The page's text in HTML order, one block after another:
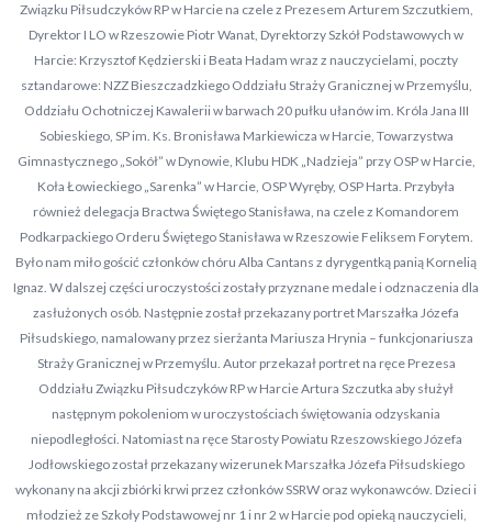
Związku Piłsudczyków RP w Harcie na czele z Prezesem Arturem Szczutkiem,
Dyrektor I LO w Rzeszowie Piotr Wanat, Dyrektorzy Szkół Podstawowych w
Harcie: Krzysztof Kędzierski i Beata Hadam wraz z nauczycielami, poczty
sztandarowe: NZZ Bieszczadzkiego Oddziału Straży Granicznej w Przemyślu,
Oddziału Ochotniczej Kawalerii w barwach 20 pułku ułanów im. Króla Jana III
Sobieskiego, SP im. Ks. Bronisława Markiewicza w Harcie, Towarzystwa
Gimnastycznego „Sokół” w Dynowie, Klubu HDK „Nadzieja” przy OSP w Harcie,
Koła Łowieckiego „Sarenka” w Harcie, OSP Wyręby, OSP Harta. Przybyła
również delegacja Bractwa Świętego Stanisława, na czele z Komandorem
Podkarpackiego Orderu Świętego Stanisława w Rzeszowie Feliksem Forytem.
Było nam miło gościć członków chóru Alba Cantans z dyrygentką panią Kornelią
Ignaz. W dalszej części uroczystości zostały przyznane medale i odznaczenia dla
zasłużonych osób. Następnie został przekazany portret Marszałka Józefa
Piłsudskiego, namalowany przez sierżanta Mariusza Hrynia – funkcjonariusza
Straży Granicznej w Przemyślu. Autor przekazał portret na ręce Prezesa
Oddziału Związku Piłsudczyków RP w Harcie Artura Szczutka aby służył
następnym pokoleniom w uroczystościach świętowania odzyskania
niepodległości. Natomiast na ręce Starosty Powiatu Rzeszowskiego Józefa
Jodłowskiego został przekazany wizerunek Marszałka Józefa Piłsudskiego
wykonany na akcji zbiórki krwi przez członków SSRW oraz wykonawców. Dzieci i
młodzież ze Szkoły Podstawowej nr 1 i nr 2 w Harcie pod opieką nauczycieli,